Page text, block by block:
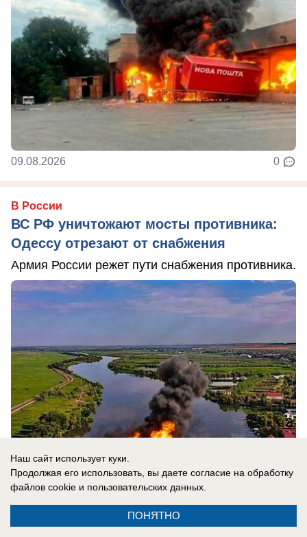
09.08.2026 0
В России
ВС РФ уничтожают мосты противника:
Одессу отрезают от снабжения
Армия России режет пути снабжения противника.
09.08.2026 0
Наш сайт использует куки.
Продолжая его использовать, вы даете согласие на обработку
файлов cookie и пользовательских данных.
ПОНЯТНО